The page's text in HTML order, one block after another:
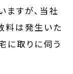
ますが、当社
料は発生いた
に取りに伺う